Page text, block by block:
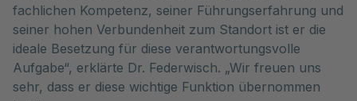
fachlichen Kompetenz, seiner Führungserfahrung und
seiner hohen Verbundenheit zum Standort ist er die
ideale Besetzung für diese verantwortungsvolle
Aufgabe“, erklärte Dr. Federwisch. „Wir freuen uns
sehr, dass er diese wichtige Funktion übernommen